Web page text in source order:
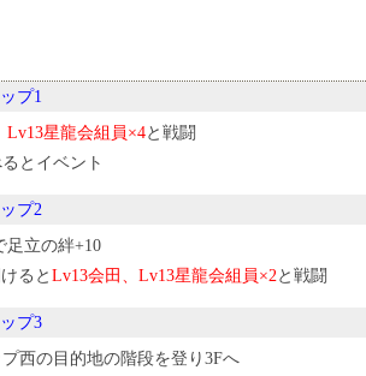
プ1
Lv13星龍会組員×4と戦闘
とイベント
プ2
足立の絆+10
ると Lv13会田、Lv13星龍会組員×2 と戦闘
プ3
プ西の目的地の階段を登り3Fへ